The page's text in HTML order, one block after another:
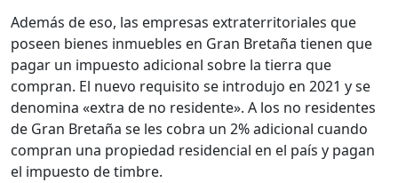
Además de eso, las empresas extraterritoriales que
poseen bienes inmuebles en Gran Bretaña tienen que
pagar un impuesto adicional sobre la tierra que
compran. El nuevo requisito se introdujo en 2021 y se
denomina «extra de no residente». A los no residentes
de Gran Bretaña se les cobra un 2% adicional cuando
compran una propiedad residencial en el país y pagan
el impuesto de timbre.